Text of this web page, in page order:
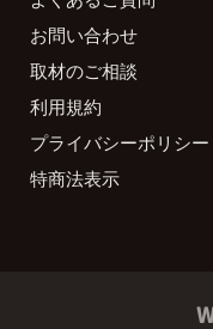
お問い合わせ
取材のご相談
利用規約
プライバシーポリシー
特商法表示